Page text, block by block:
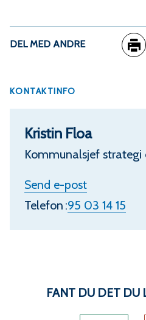
DEL MED ANDRE
KONTAKTINFO
Kristin Floa
Kommunalsjef strategi
Send e-postt
i
i
Telefon95 03 14 15
FANT DU DET DU